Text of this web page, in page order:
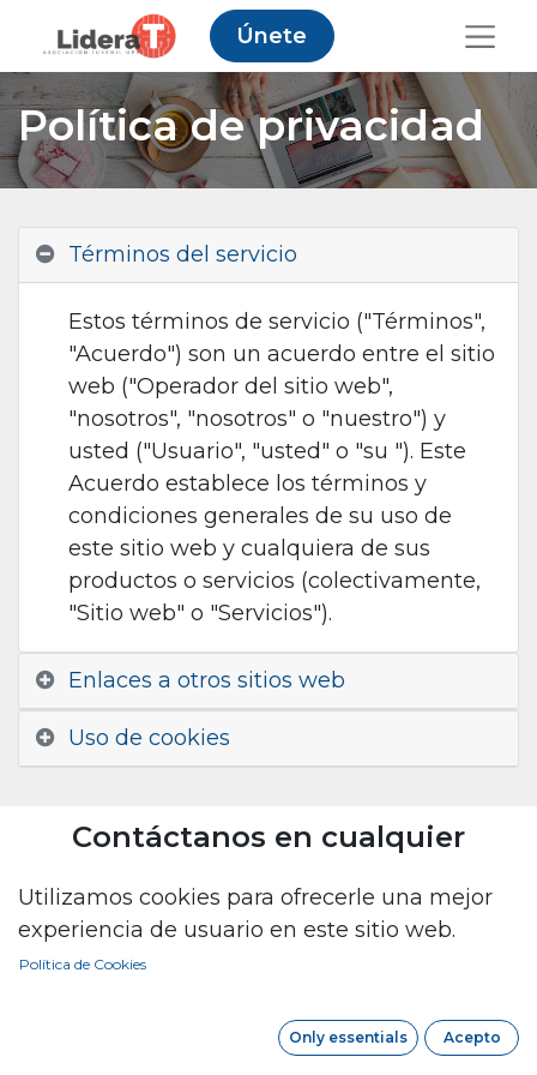
Únete
Política de privacidad
Términos del servicio
Estos términos de servicio ("Términos",
"Acuerdo") son un acuerdo entre el sitio
web ("Operador del sitio web",
"nosotros", "nosotros" o "nuestro") y
usted ("Usuario", "usted" o "su "). Este
Acuerdo establece los términos y
condiciones generales de su uso de
este sitio web y cualquiera de sus
productos o servicios (colectivamente,
"Sitio web" o "Servicios").
Enlaces a otros sitios web
Uso de cookies
Contáctanos en cualquier
lideratupv@gma​il.com
Utilizamos cookies para ofrecerle una mejor
experiencia de usuario en este sitio web.
Política de Cookies
Only essentials Acepto